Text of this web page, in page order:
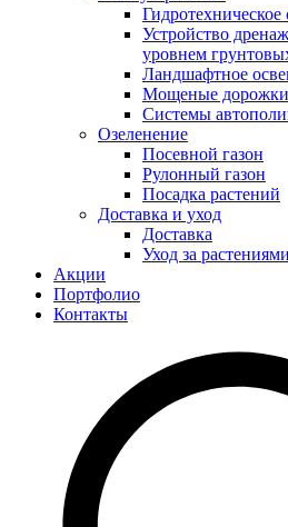
Гидротехническое
Устройство
уровнем
Ландшафтное
Мощеные дорожки
Системы
Озеленение
Посевной газон
Рулонный газон
Посадка растений
Доставка и уход
Доставка
Уход за растениями
Акции
Портфолио
Контакты